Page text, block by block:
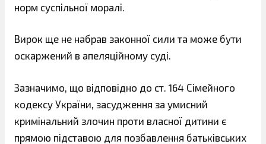
норм суспільної моралі.
Вирок ще не набрав законної сили та може бути
оскаржений в апеляційному суді.
Зазначимо, що відповідно до ст. 164 Сімейного
кодексу України, засудження за умисний
кримінальний злочин проти власної дитини є
прямою підставою для позбавлення батьківських